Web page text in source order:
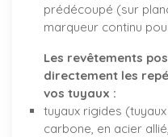
prédécoupé (sur
marqueur continu
Les revêtements
directement les
vos tuyaux :
tuyaux rigides
carbone, en acier